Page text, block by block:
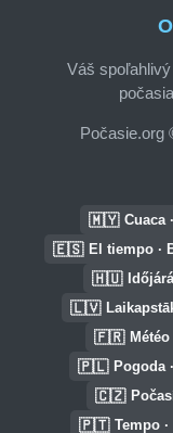
Váš
Počasie.org
🇲🇾 Cuaca
🇪🇸 El tiempo ·
🇭🇺
🇱🇻
🇫🇷
🇵🇱 Pogoda
🇨🇿
🇵🇹 Tempo